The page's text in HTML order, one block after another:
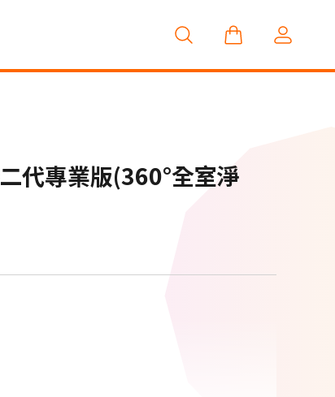
代專業版(360°全室淨